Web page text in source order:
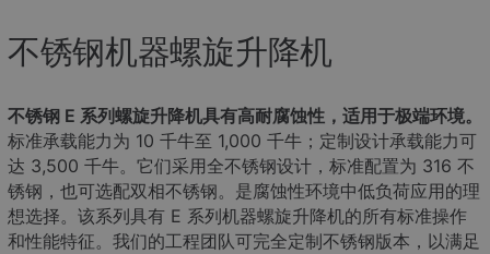
不锈钢机器螺旋升降机
不锈钢 E 系列螺旋升降机具有高耐腐蚀性，适用于极端环境。
标准承载能力为 10 千牛至 1,000 千牛；定制设计承载能力可
达 3,500 千牛。它们采用全不锈钢设计，标准配置为 316 不
锈钢，也可选配双相不锈钢。是腐蚀性环境中低负荷应用的理
想选择。该系列具有 E 系列机器螺旋升降机的所有标准操作
和性能特征。我们的工程团队可完全定制不锈钢版本，以满足